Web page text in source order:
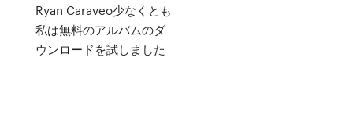
Ryan Caraveo少なくとも
私は無料のアルバムのダ
ウンロードを試しました